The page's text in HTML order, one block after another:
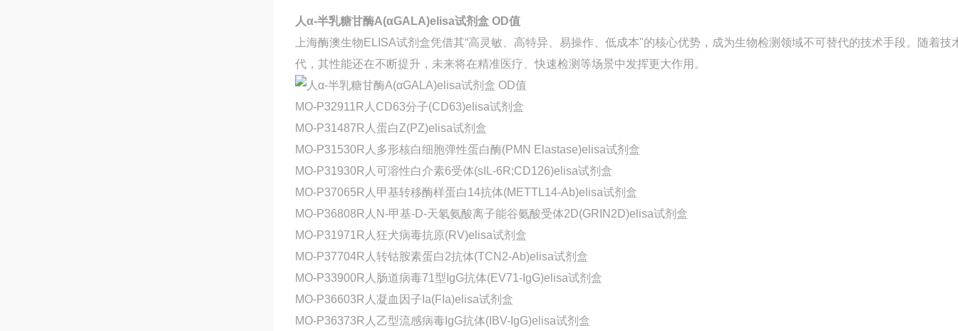
人α-半乳糖甘酶A(αGALA)elisa试剂盒 OD值
上海酶澳生物ELISA试剂盒凭借其“高灵敏、高特异、易操作、低成本"的核心优势，成为生物检测领域不可替代的技术手段。随着技
代，其性能还在不断提升，未来将在精准医疗、快速检测等场景中发挥更大作用。
MO-P32911R人CD63分子(CD63)elisa试剂盒
MO-P31487R人蛋白Z(PZ)elisa试剂盒
MO-P31530R人多形核白细胞弹性蛋白酶(PMN Elastase)elisa试剂盒
MO-P31930R人可溶性白介素6受体(sIL-6R;CD126)elisa试剂盒
MO-P37065R人甲基转移酶样蛋白14抗体(METTL14-Ab)elisa试剂盒
MO-P36808R人N-甲基-D-天氡氨酸离子能谷氨酸受体2D(GRIN2D)elisa试剂盒
MO-P31971R人狂犬病毒抗原(RV)elisa试剂盒
MO-P37704R人转钴胺素蛋白2抗体(TCN2-Ab)elisa试剂盒
MO-P33900R人肠道病毒71型IgG抗体(EV71-IgG)elisa试剂盒
MO-P36603R人凝血因子Ia(FIa)elisa试剂盒
MO-P36373R人乙型流感病毒IgG抗体(IBV-IgG)elisa试剂盒